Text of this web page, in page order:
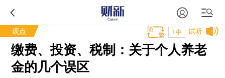
观点 试听
T中
缴费、投资、税制：关于个人养老
金的几个误区